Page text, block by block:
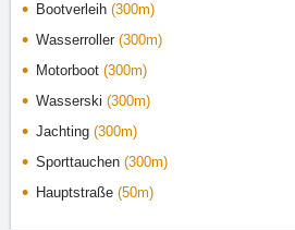
Bootverleih (300m)
Wasserroller (300m)
Motorboot (300m)
Wasserski (300m)
Jachting (300m)
Sporttauchen (300m)
Hauptstraße (50m)